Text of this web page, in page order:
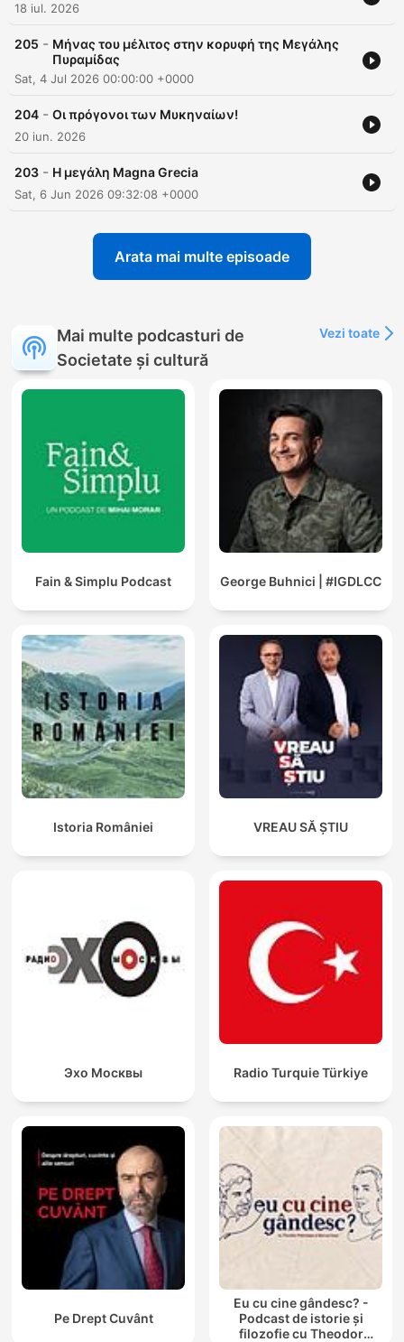
18 iul. 2026
205 - Μήνας του μέλιτος στην κορυφή της Μεγάλης
Πυραμίδας
Sat, 4 Jul 2026 00:00:00 +0000
204 - Οι πρόγονοι των Μυκηναίων!
20 iun. 2026
203 - Η μεγάλη Magna Grecia
Sat, 6 Jun 2026 09:32:08 +0000
Arata mai multe episoade
Mai multe podcasturi de
Societate și cultură
Vezi toate
Fain & Simplu Podcast George Buhnici | #IGDLCC
Istoria României VREAU SĂ ȘTIU
Эхо Москвы Radio Turquie Türkiye
Pe Drept Cuvânt
Eu cu cine gândesc? -
Podcast de istorie și
filozofie cu Theodor